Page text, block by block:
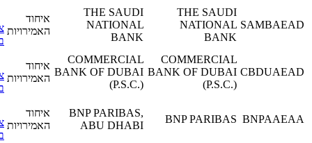
THE SAUDI
NATIONAL
BANK
THE SAUDI
NATIONAL
BANK
האמירויות צפה
בפרטים
COMMERCIAL
BANK OF DUBAI
(P.S.C.)
COMMERCIAL
BANK OF DUBAI
(P.S.C.)
איחוד
האמירויות צפה
בפרטים
BNP PARIBAS
BNP PARIBAS,
ABU DHABI
איחוד
האמירויות צפה
בפרטים